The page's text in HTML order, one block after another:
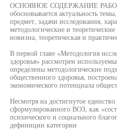
ОСНОВНОЕ СОДЕРЖАНИЕ
обосновывается актуальность
предмет, задачи исследования,
методологические и
новизна, теоретическая и
В первой главе «Методология
здоровья» рассмотрен
определены методологические
общественного здоровья,
экономического потенциала
Несмотря на достигнутое
сформулированного ВОЗ, как
психического и социального
дефиниции категории